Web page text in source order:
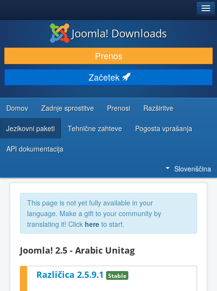
PRENESI IN RAZŠIRI
ODKRIJTE & IZVEJTE
SKUPNOST IN PODPORA
VIRI ZA RAZVIJALCE
Joomla! Downloads
Prenos
Začetek
Domov Zadnje sprostitve Prenosi Razširitve
Jezikovni paketi Tehnične zahteve Pogosta vprašanja
API dokumentacija
Slovenščina
This page is not yet fully available in your
language. Make a gift to your community by
translating it! Click here to start.
Joomla! 2.5 - Arabic Unitag
Različica 2.5.9.1 Stable